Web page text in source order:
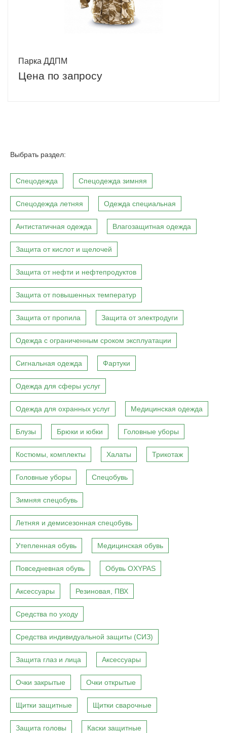
Парка ДДПМ
Цена по запросу
Выбрать раздел:
Спецодежда Спецодежда зимняя
Спецодежда летняя Одежда специальная
Антистатичная одежда Влагозащитная одежда
Защита от кислот и щелочей
Защита от нефти и нефтепродуктов
Защита от повышенных температур
Защита от пропила Защита от электродуги
Одежда с ограниченным сроком эксплуатации
Сигнальная одежда Фартуки
Одежда для сферы услуг
Одежда для охранных услуг Медицинская одежда
Блузы Брюки и юбки Головные уборы
Костюмы, комплекты Халаты Трикотаж
Головные уборы Спецобувь
Зимняя спецобувь
Летняя и демисезонная спецобувь
Утепленная обувь Медицинская обувь
Повседневная обувь Обувь OXYPAS
Аксессуары Резиновая, ПВХ
Средства по уходу
Средства индивидуальной защиты (СИЗ)
Защита глаз и лица Аксессуары
Очки закрытые Очки открытые
Щитки защитные Щитки сварочные
Защита головы Каски защитные